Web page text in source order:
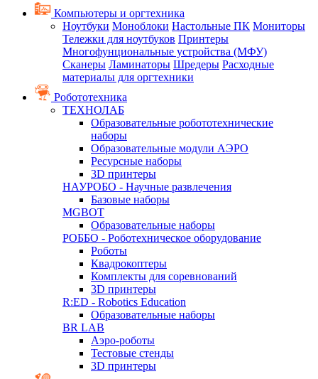
Компьютеры и оргтехника
Ноутбуки Моноблоки Настольные ПК Мониторы
Тележки для ноутбуков Принтеры
Многофунциональные устройства (МФУ)
Сканеры Ламинаторы Шредеры Расходные
материалы для оргтехники
Робототехника
ТЕХНОЛАБ
Образовательные робототехнические
наборы
Образовательные модули АЭРО
Ресурсные наборы
3D принтеры
НАУРОБО - Научные развлечения
Базовые наборы
MGBOT
Образовательные наборы
РОББО - Роботехническое оборудование
Роботы
Квадрокоптеры
Комплекты для соревнований
3D принтеры
R:ED - Robotics Education
Образовательные наборы
BR LAB
Аэро-роботы
Тестовые стенды
3D принтеры